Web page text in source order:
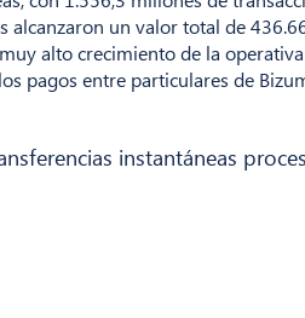
un valor total de
alto crecimiento de la
pagos entre particulares de
instantáneas